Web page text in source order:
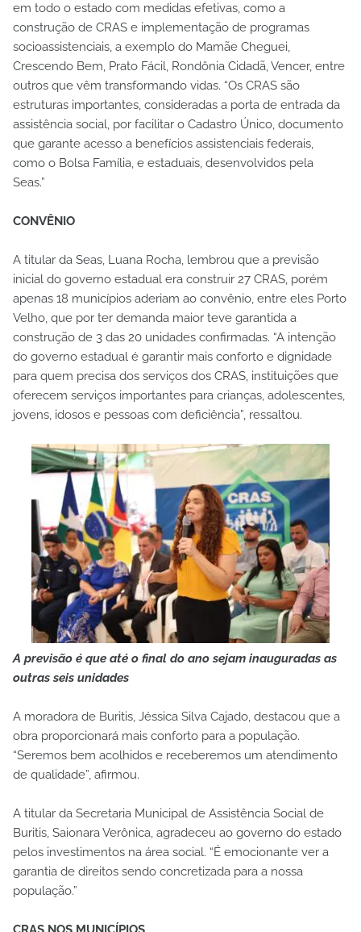
em todo o estado com medidas efetivas, como a
construção de CRAS e implementação de programas
socioassistenciais, a exemplo do Mamãe Cheguei,
Crescendo Bem, Prato Fácil, Rondônia Cidadã, Vencer, entre
outros que vêm transformando vidas. “Os CRAS são
estruturas importantes, consideradas a porta de entrada da
assistência social, por facilitar o Cadastro Único, documento
que garante acesso a benefícios assistenciais federais,
como o Bolsa Família, e estaduais, desenvolvidos pela
Seas.”
CONVÊNIO
A titular da Seas, Luana Rocha, lembrou que a previsão
inicial do governo estadual era construir 27 CRAS, porém
apenas 18 municípios aderiam ao convênio, entre eles Porto
Velho, que por ter demanda maior teve garantida a
construção de 3 das 20 unidades confirmadas. “A intenção
do governo estadual é garantir mais conforto e dignidade
para quem precisa dos serviços dos CRAS, instituições que
oferecem serviços importantes para crianças, adolescentes,
jovens, idosos e pessoas com deficiência”, ressaltou.
A previsão é que até o final do ano sejam inauguradas as
outras seis unidades
A moradora de Buritis, Jéssica Silva Cajado, destacou que a
obra proporcionará mais conforto para a população.
“Seremos bem acolhidos e receberemos um atendimento
de qualidade”, afirmou.
A titular da Secretaria Municipal de Assistência Social de
Buritis, Saionara Verônica, agradeceu ao governo do estado
pelos investimentos na área social. “É emocionante ver a
garantia de direitos sendo concretizada para a nossa
população.”